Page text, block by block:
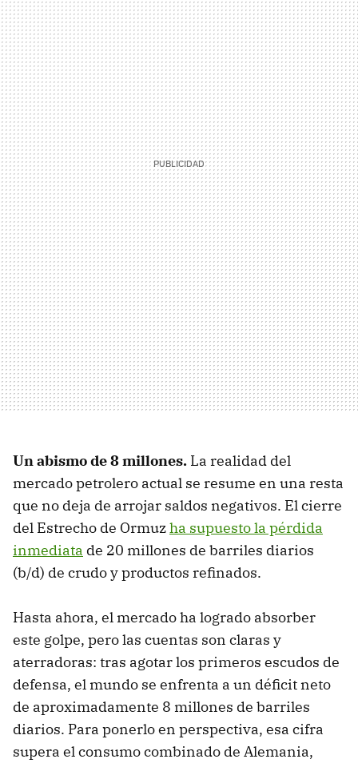
Un abismo de 8 millones. La realidad del
mercado petrolero actual se resume en una resta
que no deja de arrojar saldos negativos. El cierre
del Estrecho de Ormuzha supuesto la pérdida
inmediata de 20 millones de barriles diarios
(b/d) de crudo y productos refinados.
Hasta ahora, el mercado ha logrado absorber
este golpe, pero las cuentas son claras y
aterradoras: tras agotar los primeros escudos de
defensa, el mundo se enfrenta a un déficit neto
de aproximadamente 8 millones de barriles
diarios. Para ponerlo en perspectiva, esa cifra
supera el consumo combinado de Alemania,